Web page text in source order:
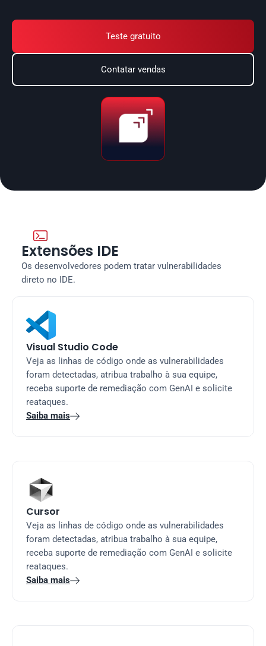
Teste gratuito
Contatar vendas

Extensões IDE
Os desenvolvedores podem tratar vulnerabilidades
direto no IDE.
Visual Studio Code
Veja as linhas de código onde as vulnerabilidades
foram detectadas, atribua trabalho à sua equipe,
receba suporte de remediação com GenAI e solicite
reataques.
Saiba mais
Cursor
Veja as linhas de código onde as vulnerabilidades
foram detectadas, atribua trabalho à sua equipe,
receba suporte de remediação com GenAI e solicite
reataques.
Saiba mais